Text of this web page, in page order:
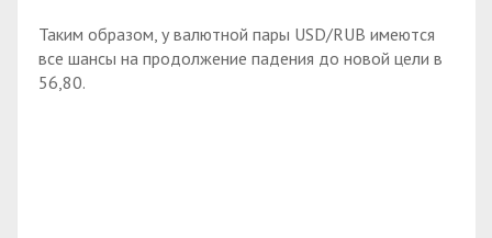
Таким образом, у валютной пары USD/RUB имеются
все шансы на продолжение падения до новой цели в
56,80.